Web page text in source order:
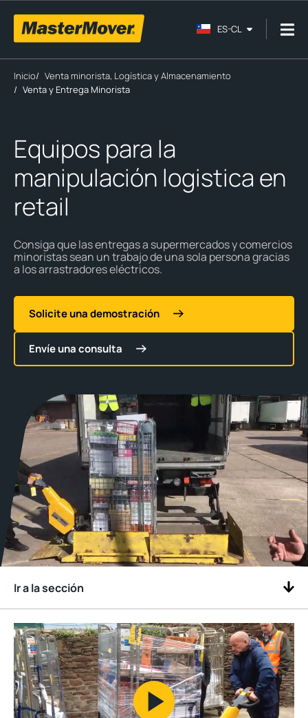
ES-CL
Inicio/ Venta minorista, Logística y Almacenamiento
/ Venta y Entrega Minorista
Equipos para la
manipulación logistica en
retail
Consiga que las entregas a supermercados y comercios
minoristas sean un trabajo de una sola persona gracias
a los arrastradores eléctricos.
Solicite una demostración
Envíe una consulta
Ir a la sección